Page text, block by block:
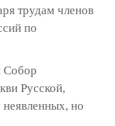
трудам членов
по
Собор
Русской,
но